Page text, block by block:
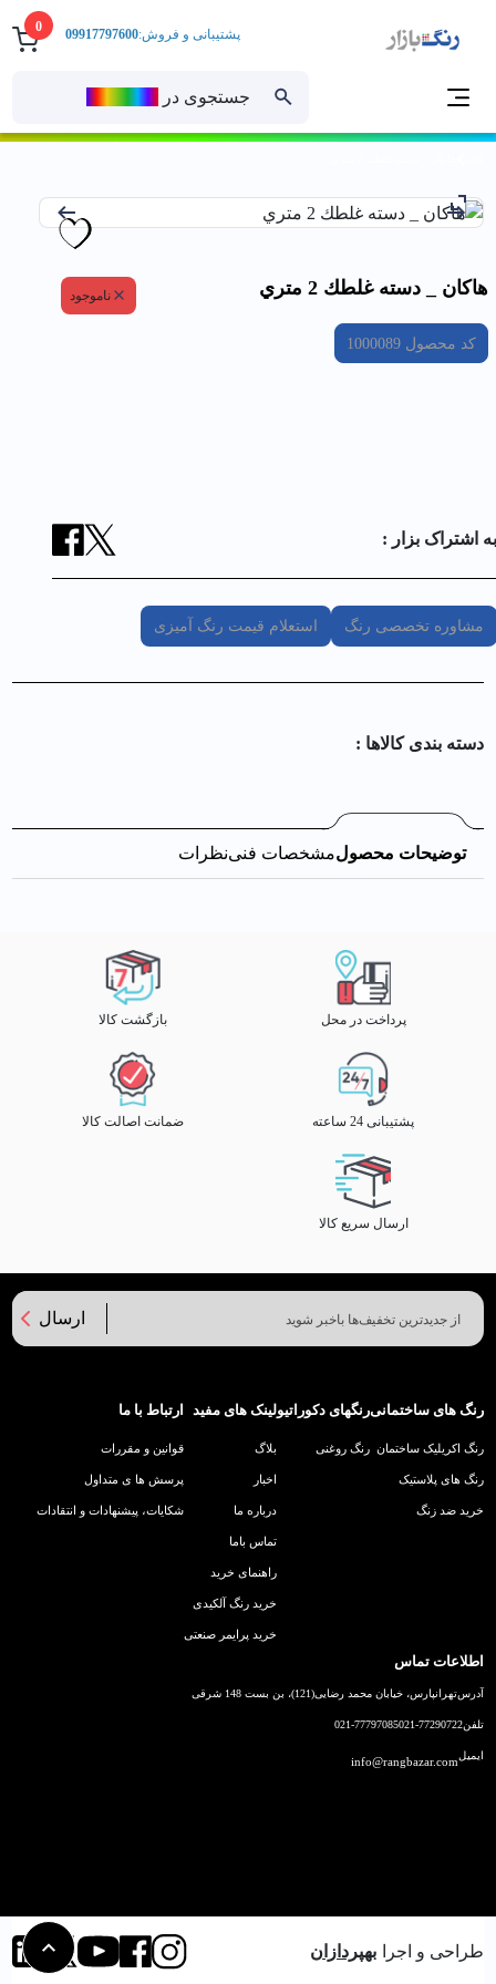
0
جستجوی در
پشتیبانی و فروش:09917797600
هاكان _ دسته غلطك 2 متري ناموجود
کد محصول1000089
به اشتراک بزار :
مشاوره تخصصی رنگ استعلام قیمت رنگ آمیزی
دسته بندی کالا‌ها :
توضیحات محصولمشخصات فنینظرات
پرداخت در محل بازگشت کالا
پشتیبانی 24 ساعته ضمانت اصالت کالا
ارسال سریع کالا
ارسال
رنگ های ساختمانی
رنگ اکریلیک ساختمان
رنگ های پلاستیک
خرید ضد زنگ
رنگهای دکوراتیو
رنگ روغنی
لینک های مفید
بلاگ
اخبار
درباره ما
تماس باما
راهنمای خرید
خرید رنگ آلکیدی
خرید پرایمر صنعتی
ارتباط با ما
قوانین و مقررات
پرسش ها ی متداول
شکایات، پیشنهادات و انتقادات
اطلاعات تماس
آدرستهرانپارس، خیابان محمد رضایی(121)، بن بست 148 شرقی
تلفن021-77290722
021-77797085
ایمیلinfo@rangbazar.com
طراحی و اجرا بهپردازان